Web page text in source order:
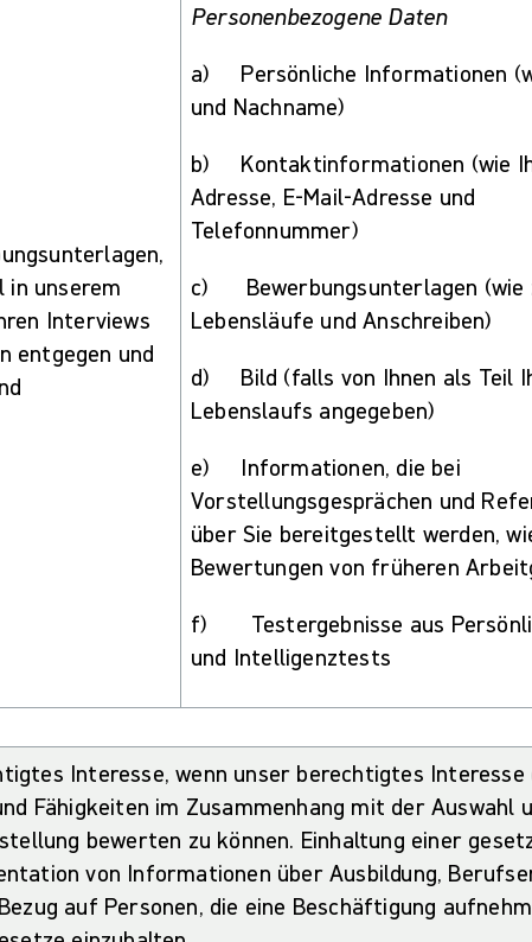
in unserem
Interviews
entgegen und
Personenbezogene Daten
a) Persönliche Informationen
und Nachname)
b) Kontaktinformationen (wie
Adresse, E-Mail-Adresse und
Telefonnummer)
c) Bewerbungsunterlagen (wie
Lebensläufe und Anschreiben)
d) Bild (falls von Ihnen als Teil
Lebenslaufs angegeben)
e) Informationen, die bei
Vorstellungsgesprächen und
über Sie bereitgestellt werden,
Bewertungen von früheren
f) Testergebnisse aus
und Intelligenztests
Interesse,wenn unser berechtigtes Interesse
Fähigkeiten im Zusammenhang mit der Auswahl
bewerten zu können. Einhaltung einer
von Informationen über Ausbildung,
auf Personen, die eine Beschäftigung